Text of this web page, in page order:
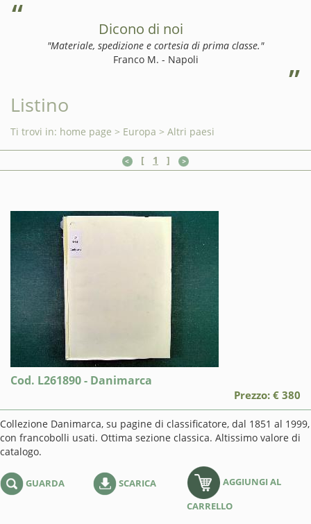
Dicono di noi
"Materiale, spedizione e cortesia di prima classe."
Franco M. - Napoli
Listino
Ti trovi in: home page > Europa > Altri paesi
[ 1 ]
Cod. L261890 - Danimarca
Prezzo: € 380
Collezione Danimarca, su pagine di classificatore, dal 1851 al 1999,
con francobolli usati. Ottima sezione classica. Altissimo valore di
catalogo.
GUARDA SCARICA
AGGIUNGI AL
CARRELLO